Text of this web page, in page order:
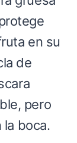
en su
de
pero
boca.